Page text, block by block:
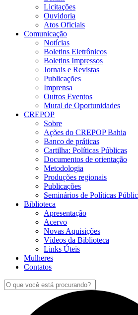
Licitações
Ouvidoria
Atos Oficiais
Comunicação
Notícias
Boletins Eletrônicos
Boletins Impressos
Jornais e Revistas
Publicações
Imprensa
Outros Eventos
Mural de Oportunidades
CREPOP
Sobre
Ações do CREPOP Bahia
Banco de práticas
Cartilha: Políticas Públicas
Documentos de orientação
Metodologia
Produções regionais
Publicações
Seminários de Políticas
Biblioteca
Apresentação
Acervo
Novas Aquisições
Vídeos da Biblioteca
Links Úteis
Mulheres
Contatos